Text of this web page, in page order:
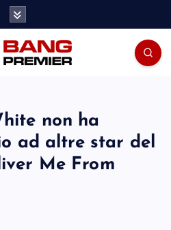
non ha
ad altre star del
Me From